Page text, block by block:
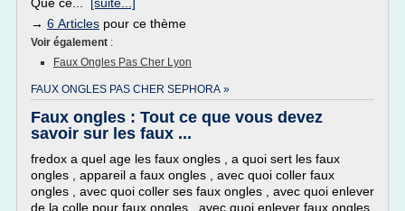
→ 6 Articles pour ce thème
Voir également :
Faux Ongles Pas Cher Lyon
FAUX ONGLES PAS CHER SEPHORA »
Faux ongles : Tout ce que vous devez
savoir sur les faux ...
fredox a quel age les faux ongles , a quoi sert les faux
ongles , appareil a faux ongles , avec quoi coller faux
ongles , avec quoi coller ses faux ongles , avec quoi enlever
de la colle pour faux ongles , avec quoi enlever faux ongles